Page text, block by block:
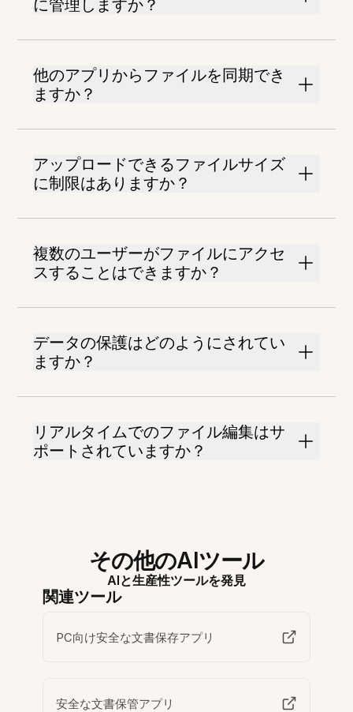
に管理しますか？
他のアプリからファイルを同期でき
ますか？
アップロードできるファイルサイズ
に制限はありますか？
複数のユーザーがファイルにアクセ
スすることはできますか？
データの保護はどのようにされてい
ますか？
リアルタイムでのファイル編集はサ
ポートされていますか？
その他のAIツール
AIと生産性ツールを発見
関連ツール
PC向け安全な文書保存アプリ
安全な文書保管アプリ